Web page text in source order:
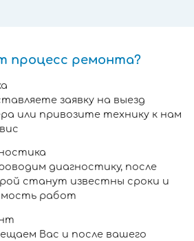
процесс ремонта?
заявку на выезд
или привозите технику к нам
диагностику, после
станут известны сроки и
работ
Вас и после вашего